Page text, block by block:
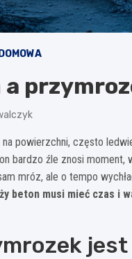
powierzchni, często
bardzo źle znosi
mróz, ale o tempo
beton musi mieć czas i